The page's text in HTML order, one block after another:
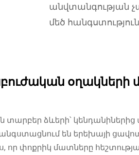
անվտանգության
մեծ
ձևերի՝ կենդանիներից
են երեխայի ցավոտ
փոքրիկ մատները